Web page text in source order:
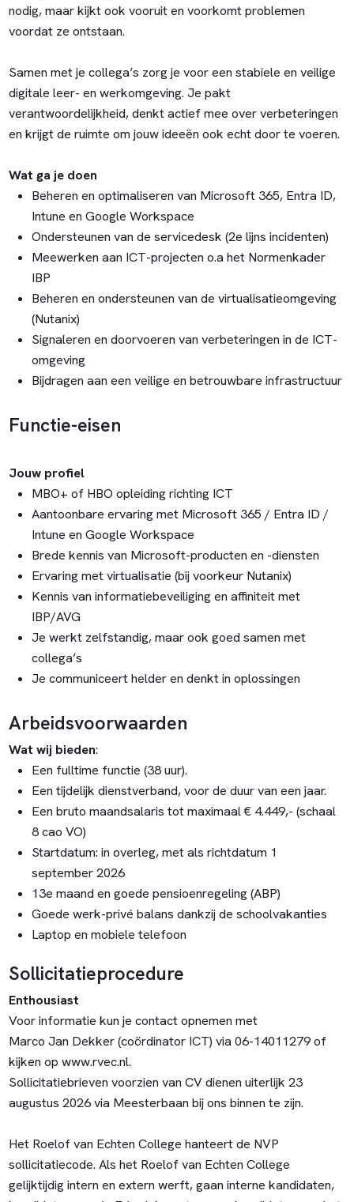
nodig, maar kijkt ook vooruit en voorkomt problemen
voordat ze ontstaan.
Samen met je collega’s zorg je voor een stabiele en veilige
digitale leer- en werkomgeving. Je pakt
verantwoordelijkheid, denkt actief mee over verbeteringen
en krijgt de ruimte om jouw ideeën ook echt door te voeren.
Wat ga je doen
Beheren en optimaliseren van Microsoft 365, Entra ID,
Intune en Google Workspace
Ondersteunen van de servicedesk (2e lijns incidenten)
Meewerken aan ICT-projecten o.a het Normenkader
IBP
Beheren en ondersteunen van de virtualisatieomgeving
(Nutanix)
Signaleren en doorvoeren van verbeteringen in de ICT-
omgeving
Bijdragen aan een veilige en betrouwbare infrastructuur
Functie-eisen
Jouw profiel
MBO+ of HBO opleiding richting ICT
Aantoonbare ervaring met Microsoft 365 / Entra ID /
Intune en Google Workspace
Brede kennis van Microsoft-producten en -diensten
Ervaring met virtualisatie (bij voorkeur Nutanix)
Kennis van informatiebeveiliging en affiniteit met
IBP/AVG
Je werkt zelfstandig, maar ook goed samen met
collega’s
Je communiceert helder en denkt in oplossingen
Arbeidsvoorwaarden
Wat wij bieden:
Een fulltime functie (38 uur).
Een tijdelijk dienstverband, voor de duur van een jaar.
Een bruto maandsalaris tot maximaal € 4.449,- (schaal
8 cao VO)
Startdatum: in overleg, met als richtdatum 1
september 2026
13e maand en goede pensioenregeling (ABP)
Goede werk-privé balans dankzij de schoolvakanties
Laptop en mobiele telefoon
Sollicitatieprocedure
Enthousiast
Voor informatie kun je contact opnemen met
Marco Jan Dekker (coördinator ICT) via 06-14011279 of
kijken op www.rvec.nl.
Sollicitatiebrieven voorzien van CV dienen uiterlijk 23
augustus 2026 via Meesterbaan bij ons binnen te zijn.
Het Roelof van Echten College hanteert de NVP
sollicitatiecode. Als het Roelof van Echten College
gelijktijdig intern en extern werft, gaan interne kandidaten,